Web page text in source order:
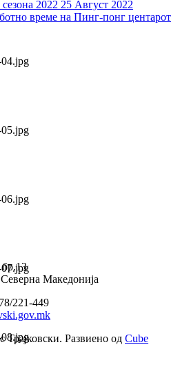
2022 25 Август 2022
време на Пинг-понг центарот
Македонија
221-449
Развиено од Cube